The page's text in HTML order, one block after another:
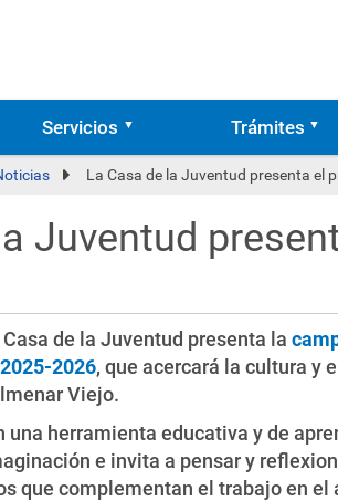
Servicios Trámites
La Casa de la Juventud presenta el
Juventud
de la Juventud presenta la
2026, que acercará la cultura y
Viejo.
una herramienta educativa y de
e invita a pensar y
que complementan el trabajo en el